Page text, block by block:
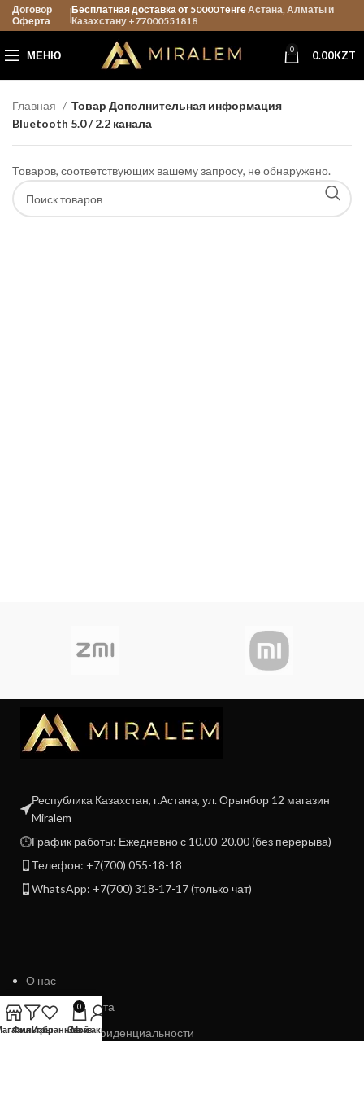
Договор
Оферта
Бесплатная доставка от 50000 тенгеАстана, Алматы и
Казахстану +77000551818
МЕНЮ 0 0.00KZT
Главная
Товар Дополнительная информация
Bluetooth 5.0 / 2.2 канала
Товаров, соответствующих вашему запросу, не обнаружено.
Республика Казахстан, г.Астана, ул. Орынбор 12 магазин
Miralem
График работы: Ежедневно с 10.00-20.00 (без перерыва)
Телефон: +7(700) 055-18-18
WhatsApp: +7(700) 318-17-17 (только чат)
О нас
Договор Оферта
Политика конфиденциальности
ФильтрыИзбранное
0
Заказ
Мой аккаунт